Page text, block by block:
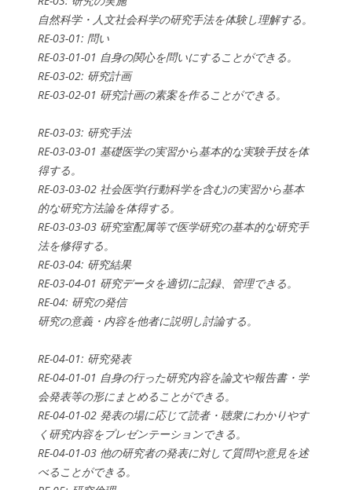
自然科学・人文社会科学の研究手法を体験し理解する。
RE-03-01: 問い
RE-03-01-01 自身の関心を問いにすることができる。
RE-03-02: 研究計画
RE-03-02-01 研究計画の素案を作ることができる。
RE-03-03: 研究手法
RE-03-03-01 基礎医学の実習から基本的な実験手技を体
得する。
RE-03-03-02 社会医学(行動科学を含む)の実習から基本
的な研究方法論を体得する。
RE-03-03-03 研究室配属等で医学研究の基本的な研究手
法を修得する。
RE-03-04: 研究結果
RE-03-04-01 研究データを適切に記録、管理できる。
RE-04: 研究の発信
研究の意義・内容を他者に説明し討論する。
RE-04-01: 研究発表
RE-04-01-01 自身の行った研究内容を論文や報告書・学
会発表等の形にまとめることができる。
RE-04-01-02 発表の場に応じて読者・聴衆にわかりやす
く研究内容をプレゼンテーションできる。
RE-04-01-03 他の研究者の発表に対して質問や意見を述
べることができる。